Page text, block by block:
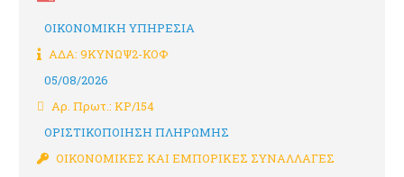
ΟΙΚΟΝΟΜΙΚΗ ΥΠΗΡΕΣΙΑ
ΑΔΑ: 9ΚΥΝΩΨ2-ΚΟΦ
05/08/2026
Αρ. Πρωτ.: ΚΡ/154
ΟΡΙΣΤΙΚΟΠΟΙΗΣΗ ΠΛΗΡΩΜΗΣ
ΟΙΚΟΝΟΜΙΚΕΣ ΚΑΙ ΕΜΠΟΡΙΚΕΣ ΣΥΝΑΛΛΑΓΕΣ